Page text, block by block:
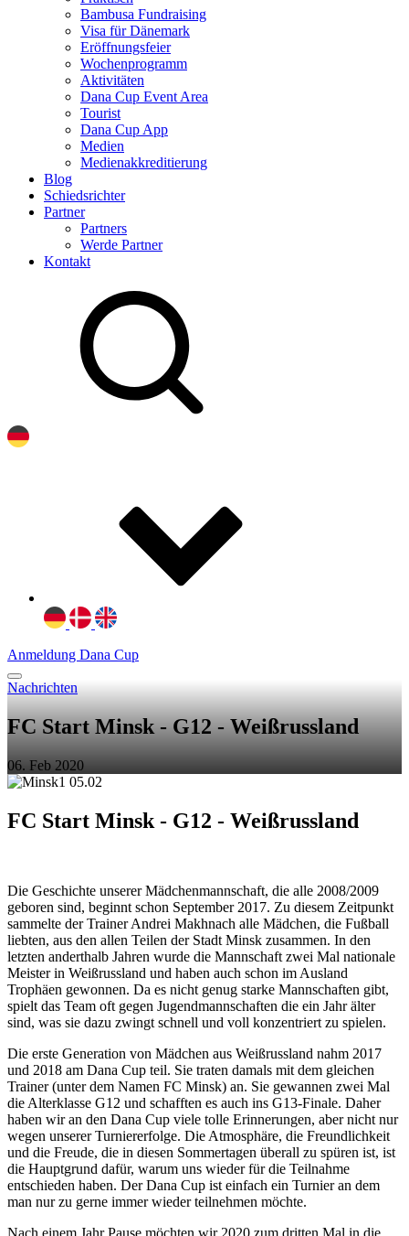
Bambusa Fundraising
Visa für Dänemark
Eröffnungsfeier
Wochenprogramm
Aktivitäten
Dana Cup Event Area
Tourist
Dana Cup App
Medien
Medienakkreditierung
Blog
Schiedsrichter
Partner
Partners
Werde Partner
Kontakt
Anmeldung Dana Cup
Nachrichten
FC Start Minsk - G12 - Weißrussland
06. Feb 2020
FC Start Minsk - G12 - Weißrussland
Die Geschichte unserer Mädchenmannschaft, die alle 2008/2009
geboren sind, beginnt schon September 2017. Zu diesem Zeitpunkt
sammelte der Trainer Andrei Makhnach alle Mädchen, die Fußball
liebten, aus den allen Teilen der Stadt Minsk zusammen. In den
letzten anderthalb Jahren wurde die Mannschaft zwei Mal nationale
Meister in Weißrussland und haben auch schon im Ausland
Trophäen gewonnen. Da es nicht genug starke Mannschaften gibt,
spielt das Team oft gegen Jugendmannschaften die ein Jahr älter
sind, was sie dazu zwingt schnell und voll konzentriert zu spielen.
Die erste Generation von Mädchen aus Weißrussland nahm 2017
und 2018 am Dana Cup teil. Sie traten damals mit dem gleichen
Trainer (unter dem Namen FC Minsk) an. Sie gewannen zwei Mal
die Alterklasse G12 und schafften es auch ins G13-Finale. Daher
haben wir an den Dana Cup viele tolle Erinnerungen, aber nicht nur
wegen unserer Turniererfolge. Die Atmosphäre, die Freundlichkeit
und die Freude, die in diesen Sommertagen überall zu spüren ist, ist
die Hauptgrund dafür, warum uns wieder für die Teilnahme
entschieden haben. Der Dana Cup ist einfach ein Turnier an dem
man nur zu gerne immer wieder teilnehmen möchte.
Nach einem Jahr Pause möchten wir 2020 zum dritten Mal in die